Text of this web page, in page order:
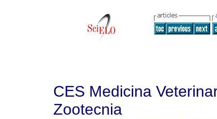
CES Medicina
Zootecnia